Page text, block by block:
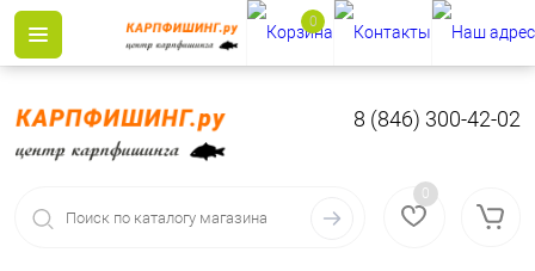
8 (846) 300-42-02
0
0